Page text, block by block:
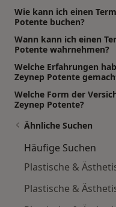
Wie kann ich einen
Potente buchen?
Wann kann ich einen
Potente wahrnehmen?
Welche Erfahrungen
Zeynep Potente
Welche Form der
Zeynep Potente?
Ähnliche Suchen
Häufige Suchen
Plastische &
Plastische &